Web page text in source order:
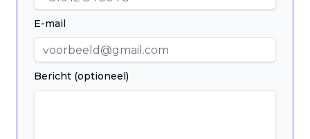
E-mail
Bericht (optioneel)